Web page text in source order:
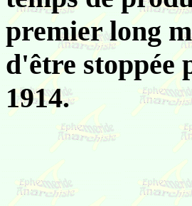
premier long
d'être stoppée
1914.